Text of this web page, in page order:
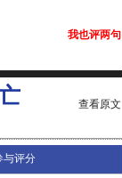
我也评两句
查看原文
与评分